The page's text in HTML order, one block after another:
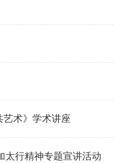
艺术》学术讲座
太行精神专题宣讲活动